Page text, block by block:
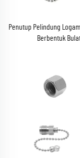
Penutup Pelindung
Berbentuk